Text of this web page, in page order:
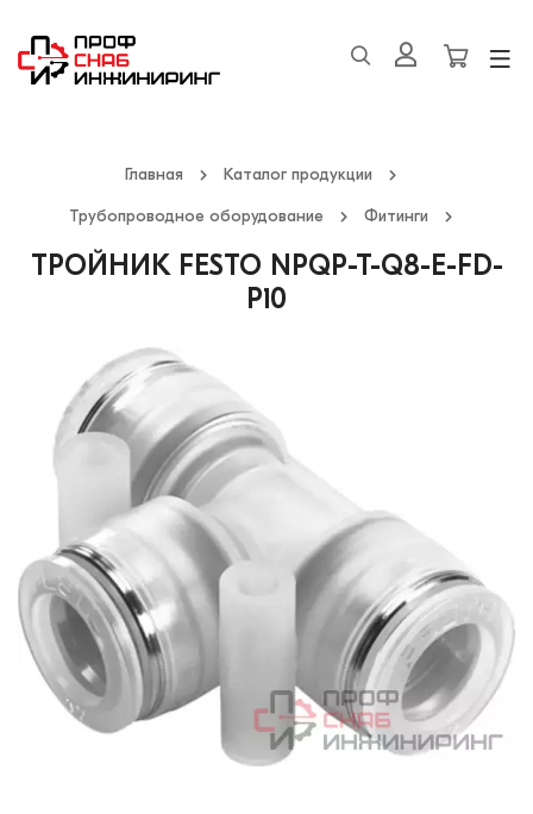
Главная Каталог продукции
Трубопроводное оборудование Фитинги
ТРОЙНИК FESTO NPQP-T-Q8-E-FD-
P10